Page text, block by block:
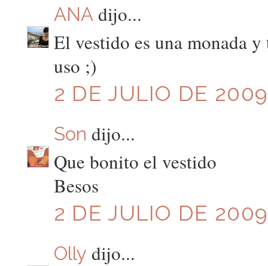
ANAdijo...
El vestido es una monada
uso ;)
2 DE JULIO DE
Son dijo...
Que bonito el vestido
Besos
2 DE JULIO DE
Olly dijo...